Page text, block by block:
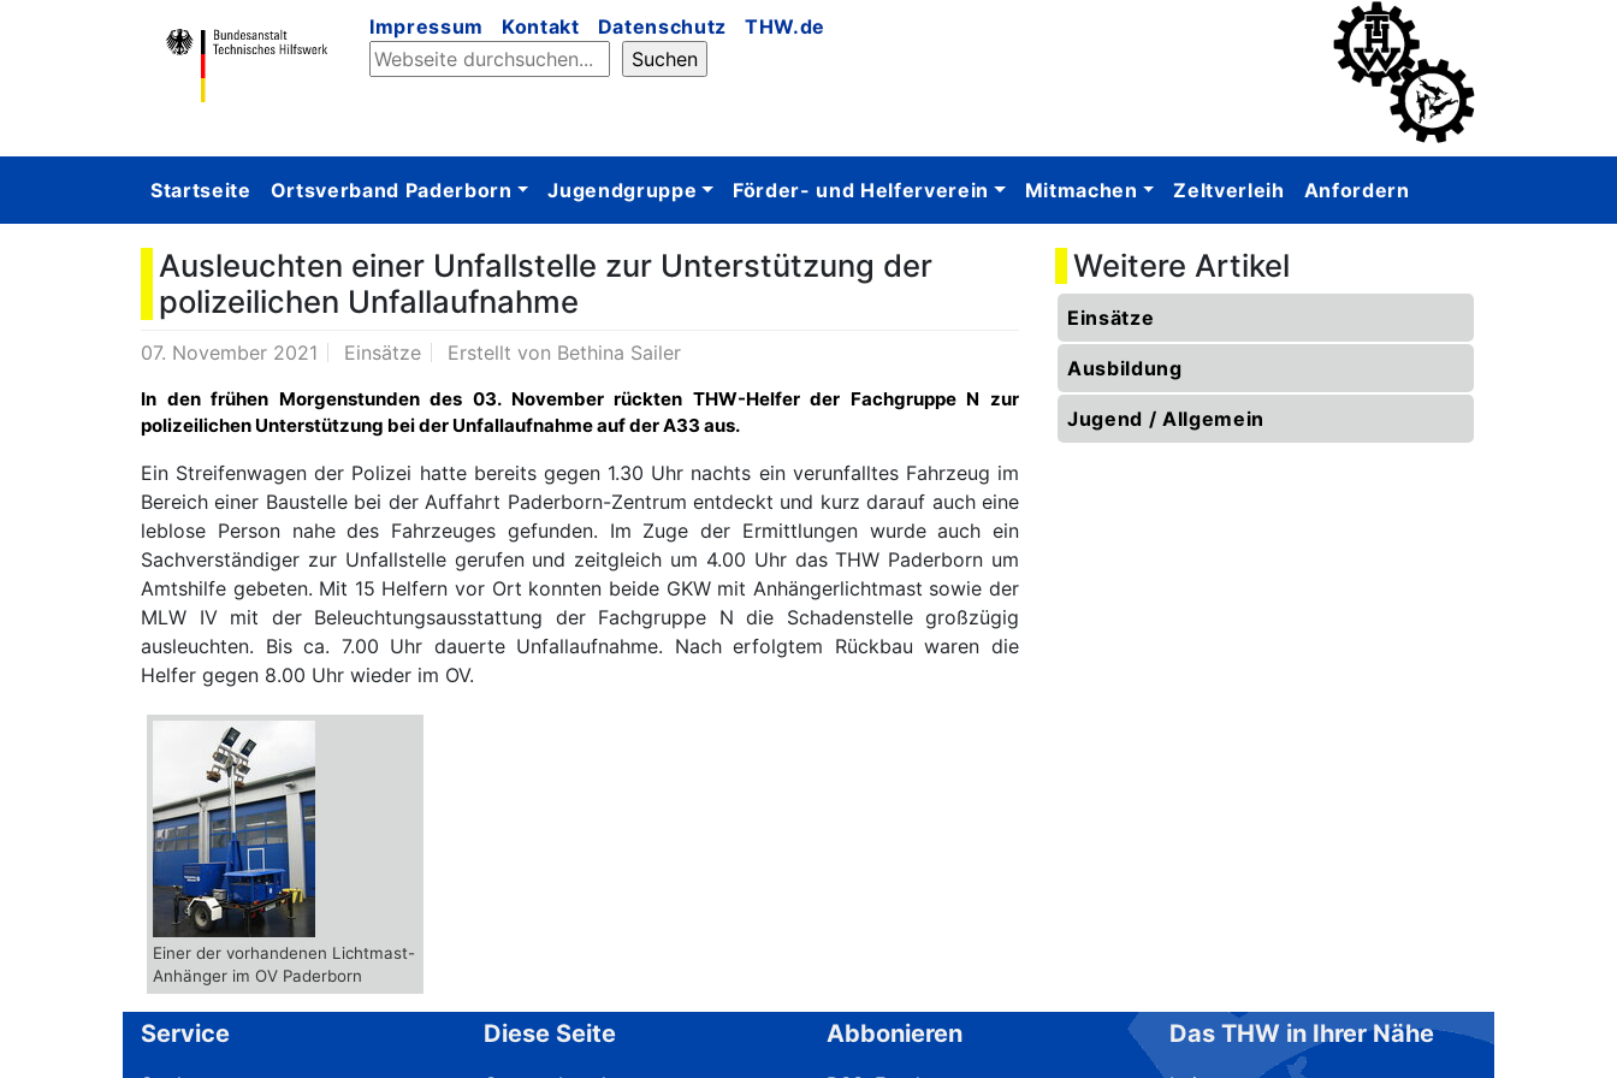
Impressum Kontakt Datenschutz THW.de
Startseite Ortsverband Paderborn Jugendgruppe Förder- und Helferverein Mitmachen Zeltverleih Anfordern
Ausleuchten einer Unfallstelle zur Unterstützung der
polizeilichen Unfallaufnahme
07. November 2021 Einsätze Erstellt von Bethina Sailer
In den frühen Morgenstunden des 03. November rückten THW-Helfer der Fachgruppe N zur
polizeilichen Unterstützung bei der Unfallaufnahme auf der A33 aus.
Ein Streifenwagen der Polizei hatte bereits gegen 1.30 Uhr nachts ein verunfalltes Fahrzeug im
Bereich einer Baustelle bei der Auffahrt Paderborn-Zentrum entdeckt und kurz darauf auch eine
leblose Person nahe des Fahrzeuges gefunden. Im Zuge der Ermittlungen wurde auch ein
Sachverständiger zur Unfallstelle gerufen und zeitgleich um 4.00 Uhr das THW Paderborn um
Amtshilfe gebeten. Mit 15 Helfern vor Ort konnten beide GKW mit Anhängerlichtmast sowie der
MLW IV mit der Beleuchtungsausstattung der Fachgruppe N die Schadenstelle großzügig
ausleuchten. Bis ca. 7.00 Uhr dauerte Unfallaufnahme. Nach erfolgtem Rückbau waren die
Helfer gegen 8.00 Uhr wieder im OV.
Einer der vorhandenen Lichtmast-
Anhänger im OV Paderborn
Weitere Artikel
Einsätze
Ausbildung
Jugend / Allgemein
Service Diese Seite Abbonieren Das THW in Ihrer Nähe